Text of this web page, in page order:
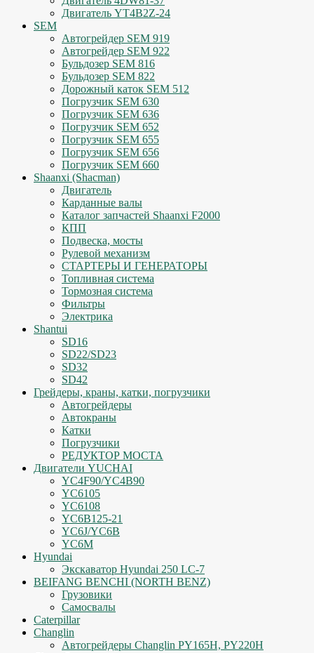
Двигатель YT4B2Z-24
SEM
Автогрейдер SEM 919
Автогрейдер SEM 922
Бульдозер SEM 816
Бульдозер SEM 822
Дорожный каток SEM 512
Погрузчик SEM 630
Погрузчик SEM 636
Погрузчик SEM 652
Погрузчик SEM 655
Погрузчик SEM 656
Погрузчик SEM 660
Shaanxi (Shacman)
Двигатель
Карданные валы
Каталог запчастей Shaanxi F2000
КПП
Подвеска, мосты
Рулевой механизм
СТАРТЕРЫ И ГЕНЕРАТОРЫ
Топливная система
Тормозная система
Фильтры
Электрика
Shantui
SD16
SD22/SD23
SD32
SD42
Грейдеры, краны, катки, погрузчики
Автогрейдеры
Автокраны
Катки
Погрузчики
РЕДУКТОР МОСТА
Двигатели YUCHAI
YC4F90/YC4B90
YC6105
YC6108
YC6B125-21
YC6J/YC6B
YC6M
Hyundai
Экскаватор Hyundai 250 LC-7
BEIFANG BENCHI (NORTH BENZ)
Грузовики
Самосвалы
Caterpillar
Changlin
Автогрейдеры Changlin PY165H, PY220H